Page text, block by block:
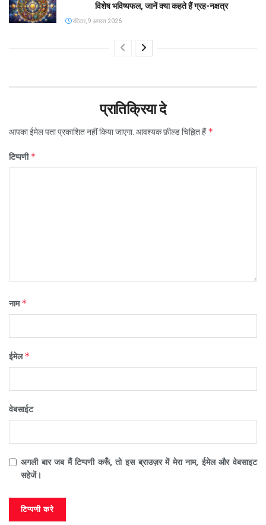
विशेष भविष्यफल, जानें क्या कहते हैं ग्रह-नक्षत्र
रविवार, 9 अगस्त 2026
प्रातिक्रिया दे
आपका ईमेल पता प्रकाशित नहीं किया जाएगा. आवश्यक फ़ील्ड चिह्नित हैं*
टिप्पणी*
नाम*
ईमेल*
वेबसाईट
अगली बार जब मैं टिप्पणी करूँ, तो इस ब्राउज़र में मेरा नाम, ईमेल और वेबसाइट
सहेजें।